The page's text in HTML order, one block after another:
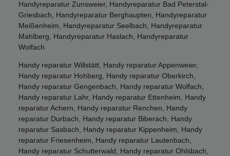
Handyreparatur Zunsweier, Handyreparatur Bad Peterstal-
Griesbach, Handyreparatur Berghaupten, Handyreparatur
Meißenheim, Handyreparatur Seelbach, Handyreparatur
Mahlberg, Handyreparatur Haslach, Handyreparatur
Wolfach
Handy reparatur Willstätt, Handy reparatur Appenweier,
Handy reparatur Hohberg, Handy reparatur Oberkirch,
Handy reparatur Gengenbach, Handy reparatur Wolfach,
Handy reparatur Lahr, Handy reparatur Ettenheim, Handy
reparatur Achern, Handy reparatur Renchen, Handy
reparatur Durbach, Handy reparatur Biberach, Handy
reparatur Sasbach, Handy reparatur Kippenheim, Handy
reparatur Friesenheim, Handy reparatur Lautenbach,
Handy reparatur Schutterwald, Handy reparatur Ohlsbach,